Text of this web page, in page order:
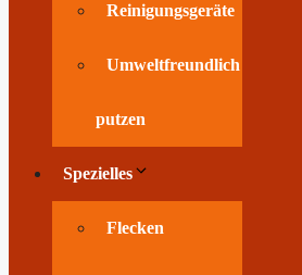
Reinigungsgeräte
Umweltfreundlich
putzen
Spezielles
Flecken